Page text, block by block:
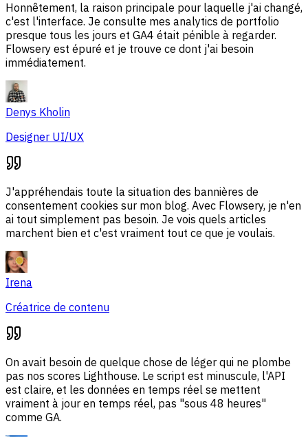
Honnêtement, la raison principale pour laquelle j'ai changé,
c'est l'interface. Je consulte mes analytics de portfolio
presque tous les jours et GA4 était pénible à regarder.
Flowsery est épuré et je trouve ce dont j'ai besoin
immédiatement.
Denys Kholin
Designer UI/UX
J'appréhendais toute la situation des bannières de
consentement cookies sur mon blog. Avec Flowsery, je n'en
ai tout simplement pas besoin. Je vois quels articles
marchent bien et c'est vraiment tout ce que je voulais.
Irena
Créatrice de contenu
On avait besoin de quelque chose de léger qui ne plombe
pas nos scores Lighthouse. Le script est minuscule, l'API
est claire, et les données en temps réel se mettent
vraiment à jour en temps réel, pas "sous 48 heures"
comme GA.